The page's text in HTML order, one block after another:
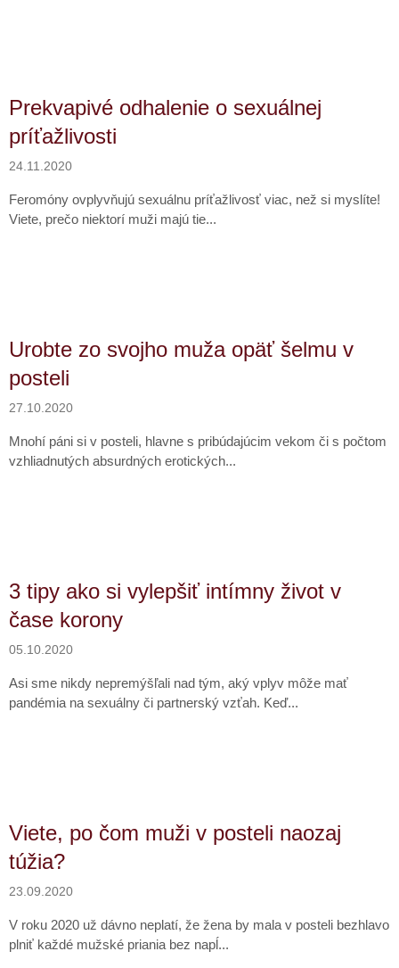
Prekvapivé odhalenie o sexuálnej
príťažlivosti
24.11.2020
Feromóny ovplyvňujú sexuálnu príťažlivosť viac, než si myslíte!
Viete, prečo niektorí muži majú tie...
Urobte zo svojho muža opäť šelmu v
posteli
27.10.2020
Mnohí páni si v posteli, hlavne s pribúdajúcim vekom či s počtom
vzhliadnutých absurdných erotických...
3 tipy ako si vylepšiť intímny život v
čase korony
05.10.2020
Asi sme nikdy nepremýšľali nad tým, aký vplyv môže mať
pandémia na sexuálny či partnerský vzťah. Keď...
Viete, po čom muži v posteli naozaj
túžia?
23.09.2020
V roku 2020 už dávno neplatí, že žena by mala v posteli bezhlavo
plniť každé mužské priania bez napĺ...